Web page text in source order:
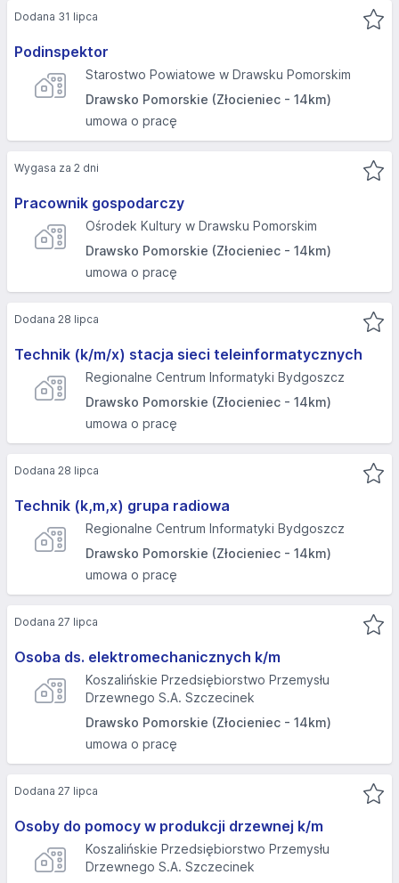
Podinspektor
Starostwo Powiatowe w Drawsku Pomorskim
Drawsko Pomorskie (Złocieniec - 14km)
umowa o pracę
Dodana 31 lipca
Pracownik gospodarczy
Ośrodek Kultury w Drawsku Pomorskim
Drawsko Pomorskie (Złocieniec - 14km)
umowa o pracę
Wygasa za 2 dni
Technik (k/m/x) stacja sieci teleinformatycznych
Regionalne Centrum Informatyki Bydgoszcz
Drawsko Pomorskie (Złocieniec - 14km)
umowa o pracę
Dodana 28 lipca
Technik (k,m,x) grupa radiowa
Regionalne Centrum Informatyki Bydgoszcz
Drawsko Pomorskie (Złocieniec - 14km)
umowa o pracę
Dodana 28 lipca
Osoba ds. elektromechanicznych k/m
Koszalińskie Przedsiębiorstwo Przemysłu
Drzewnego S.A. Szczecinek
Drawsko Pomorskie (Złocieniec - 14km)
umowa o pracę
Dodana 27 lipca
Osoby do pomocy w produkcji drzewnej k/m
Koszalińskie Przedsiębiorstwo Przemysłu
Drzewnego S.A. Szczecinek
Dodana 27 lipca